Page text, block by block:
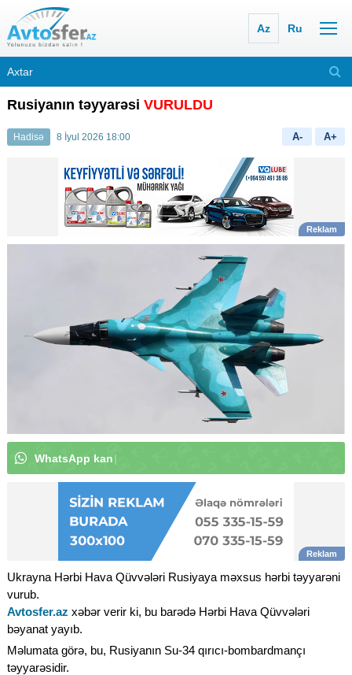
Az Ru
Rusiyanın təyyarəsi VURULDU
Hadisə 8 İyul 2026 18:00 A- A+
WhatsApp kana
Ukrayna Hərbi Hava Qüvvələri Rusiyaya məxsus hərbi təyyarəni
vurub.
Avtosfer.az xəbər verir ki, bu barədə Hərbi Hava Qüvvələri
bəyanat yayıb.
Məlumata görə, bu, Rusiyanın Su-34 qırıcı-bombardmançı
təyyarəsidir.